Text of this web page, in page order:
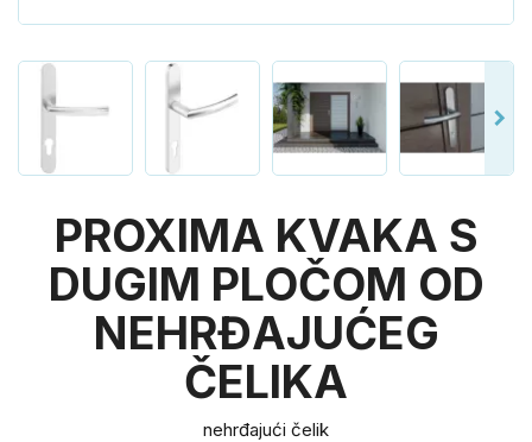
PROXIMA KVAKA S
DUGIM PLOČOM OD
NEHRĐAJUĆEG
ČELIKA
nehrđajući čelik